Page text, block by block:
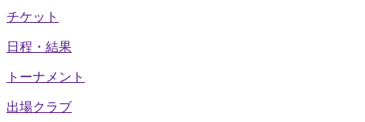
チケット
日程・結果
トーナメント
出場クラブ